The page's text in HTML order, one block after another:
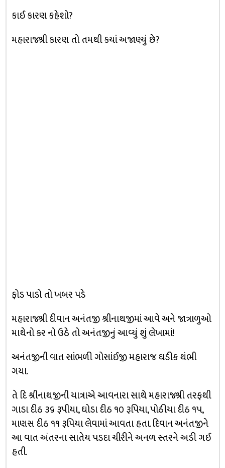
કાઈ કારણ કહેશો?
મહારાજશ્રી કારણ તો તમથી કયાં અજાણ્યું છે?
ફોડ પાડો તો ખબર પડે
મહારાજશ્રી દીવાન અનંતજી શ્રીનાથજીમાં આવે અને જાત્રાળુઓ
માથેનો કર નો ઉઠે તો અનંતજીનું આવ્યું શું લેખામાં!
અનંતજીની વાત સાંભળી ગોસાંઈજી મહારાજ ઘડીક થંભી
ગયા.
તે દિ શ્રીનાથજીની યાત્રાએ આવનારા સાથે મહારાજશ્રી તરફથી
ગાડા દીઠ ૩૬ રૂપીયા, ઘોડા દીઠ ૧૦ રૂપિયા, પોઠીયા દીઠ ૧પ,
માણસ દીઠ ૧૧ રૂપિયા લેવામાં આવતા હતા. દિવાન અનંતજીને
આ વાત અંતરના સાતેય પડદા ચીરીને અનળ સ્તરને અડી ગઈ
હતી.